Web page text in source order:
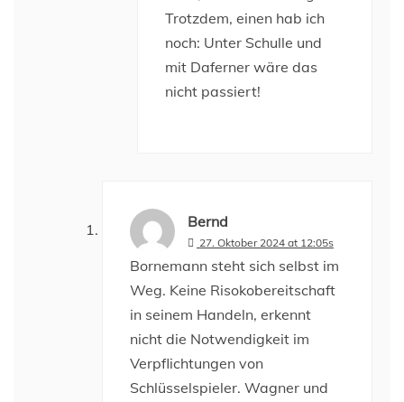
Trotzdem, einen hab ich
noch: Unter Schulle und
mit Daferner wäre das
nicht passiert!
Bernd
27. Oktober 2024 at 12:05s
Bornemann steht sich selbst im
Weg. Keine Risokobereitschaft
in seinem Handeln, erkennt
nicht die Notwendigkeit im
Verpflichtungen von
Schlüsselspieler. Wagner und